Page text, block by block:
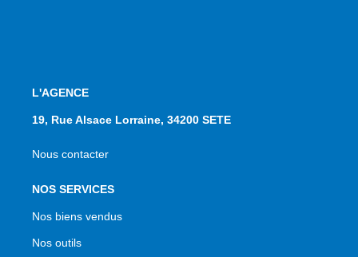
L'AGENCE
19, Rue Alsace Lorraine, 34200 SETE
Nous contacter
NOS SERVICES
Nos biens vendus
Nos outils